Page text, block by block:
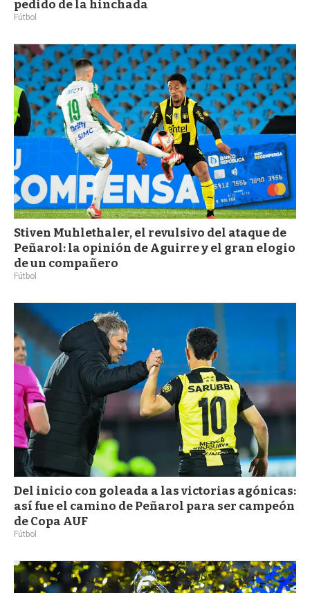
pedido de la hinchada
Fútbol
Stiven Muhlethaler, el revulsivo del ataque de
Peñarol: la opinión de Aguirre y el gran elogio
de un compañero
Fútbol
Del inicio con goleada a las victorias agónicas:
así fue el camino de Peñarol para ser campeón
de Copa AUF
Fútbol